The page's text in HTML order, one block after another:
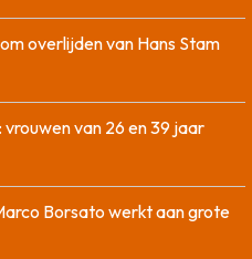
overlijden van Hans Stam
van 26 en 39 jaar
Borsato werkt aan grote